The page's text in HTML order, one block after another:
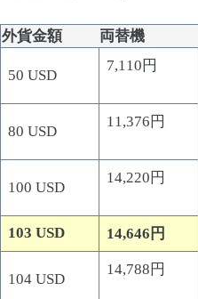
外貨金額 両替機
50 USD
7,110円
80 USD
11,376円
100 USD
14,220円
103 USD 14,646円
104 USD
14,788円